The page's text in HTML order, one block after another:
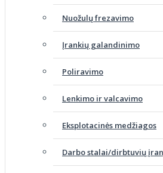
Nuožulų frezavimo
Įrankių galandinimo
Poliravimo
Lenkimo ir valcavimo
Eksplotacinės medžiagos
Darbo stalai/dirbtuvių